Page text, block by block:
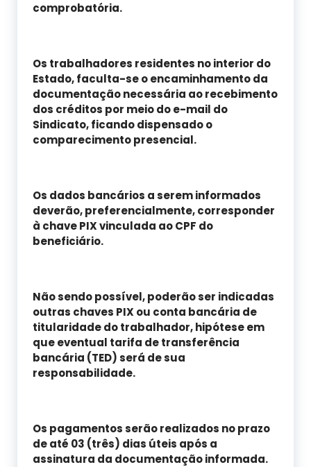
comprobatória.
Os trabalhadores residentes no interior do
Estado, faculta-se o encaminhamento da
documentação necessária ao recebimento
dos créditos por meio do e-mail do
Sindicato, ficando dispensado o
comparecimento presencial.
Os dados bancários a serem informados
deverão, preferencialmente, corresponder
à chave PIX vinculada ao CPF do
beneficiário.
Não sendo possível, poderão ser indicadas
outras chaves PIX ou conta bancária de
titularidade do trabalhador, hipótese em
que eventual tarifa de transferência
bancária (TED) será de sua
responsabilidade.
Os pagamentos serão realizados no prazo
de até 03 (três) dias úteis após a
assinatura da documentação informada.